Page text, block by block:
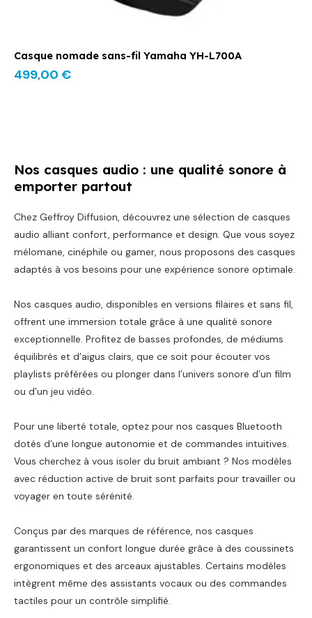
Casque nomade sans-fil Yamaha YH-L700A
499,00 €
Nos casques audio : une qualité sonore à
emporter partout
Chez Geffroy Diffusion, découvrez une sélection de casques
audio alliant confort, performance et design. Que vous soyez
mélomane, cinéphile ou gamer, nous proposons des casques
adaptés à vos besoins pour une expérience sonore optimale.
Nos casques audio, disponibles en versions filaires et sans fil,
offrent une immersion totale grâce à une qualité sonore
exceptionnelle. Profitez de basses profondes, de médiums
équilibrés et d’aigus clairs, que ce soit pour écouter vos
playlists préférées ou plonger dans l’univers sonore d’un film
ou d’un jeu vidéo.
Pour une liberté totale, optez pour nos casques Bluetooth
dotés d’une longue autonomie et de commandes intuitives.
Vous cherchez à vous isoler du bruit ambiant ? Nos modèles
avec réduction active de bruit sont parfaits pour travailler ou
voyager en toute sérénité.
Conçus par des marques de référence, nos casques
garantissent un confort longue durée grâce à des coussinets
ergonomiques et des arceaux ajustables. Certains modèles
intègrent même des assistants vocaux ou des commandes
tactiles pour un contrôle simplifié.